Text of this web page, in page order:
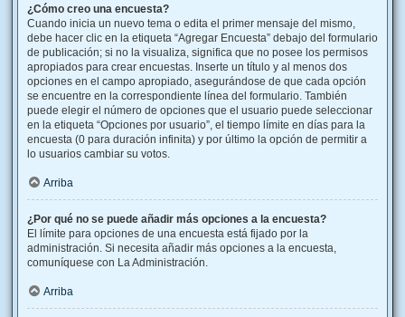
¿Cómo creo una encuesta?
Cuando inicia un nuevo tema o edita el primer mensaje del mismo,
debe hacer clic en la etiqueta “Agregar Encuesta” debajo del formulario
de publicación; si no la visualiza, significa que no posee los permisos
apropiados para crear encuestas. Inserte un título y al menos dos
opciones en el campo apropiado, asegurándose de que cada opción
se encuentre en la correspondiente línea del formulario. También
puede elegir el número de opciones que el usuario puede seleccionar
en la etiqueta “Opciones por usuario”, el tiempo límite en días para la
encuesta (0 para duración infinita) y por último la opción de permitir a
lo usuarios cambiar su votos.
Arriba
¿Por qué no se puede añadir más opciones a la encuesta?
El límite para opciones de una encuesta está fijado por la
administración. Si necesita añadir más opciones a la encuesta,
comuníquese con La Administración.
Arriba